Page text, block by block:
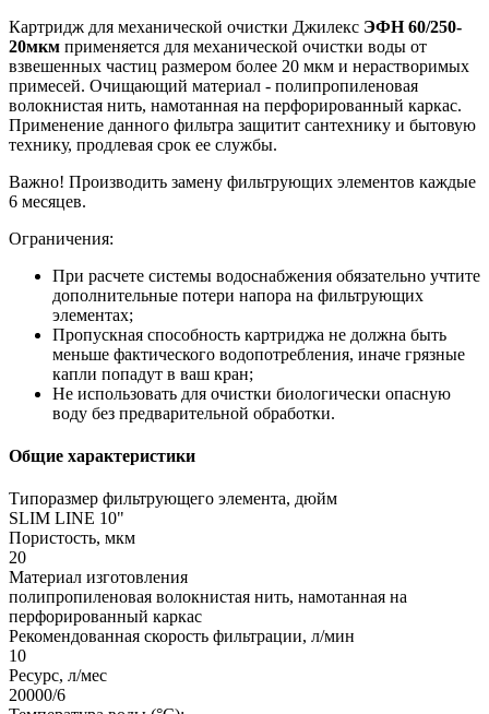
Картридж для механической очистки Джилекс ЭФН 60/250-
20мкм применяется для механической очистки воды от
взвешенных частиц размером более 20 мкм и нерастворимых
примесей. Очищающий материал - полипропиленовая
волокнистая нить, намотанная на перфорированный каркас.
Применение данного фильтра защитит сантехнику и бытовую
технику, продлевая срок ее службы.
Важно! Производить замену фильтрующих элементов каждые
6 месяцев.
Ограничения:
При расчете системы водоснабжения обязательно учтите
дополнительные потери напора на фильтрующих
элементах;
Пропускная способность картриджа не должна быть
меньше фактического водопотребления, иначе грязные
капли попадут в ваш кран;
Не использовать для очистки биологически опасную
воду без предварительной обработки.
Общие характеристики
Типоразмер фильтрующего элемента, дюйм
SLIM LINE 10"
Пористость, мкм
20
Материал изготовления
полипропиленовая волокнистая нить, намотанная на
перфорированный каркас
Рекомендованная скорость фильтрации, л/мин
10
Ресурс, л/мес
20000/6